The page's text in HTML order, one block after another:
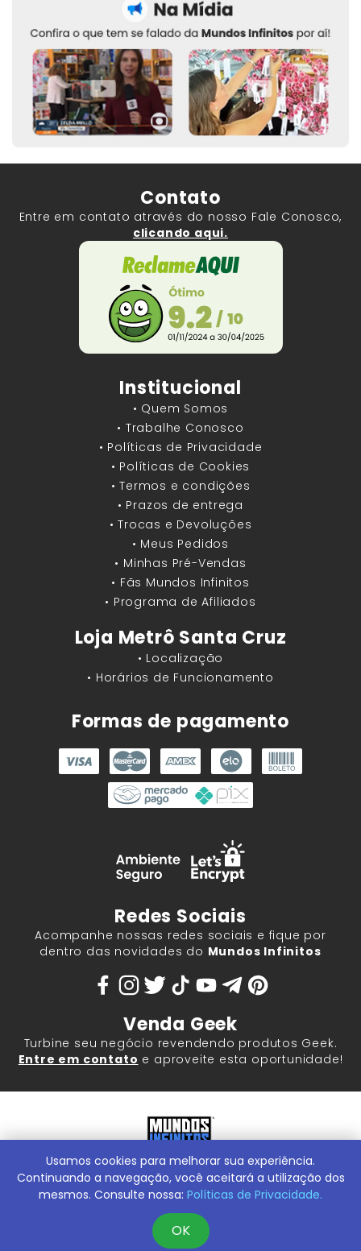
Contato
Entre em contato através do nosso Fale Conosco,
clicando aqui.
Institucional
• Quem Somos
• Trabalhe Conosco
• Políticas de Privacidade
• Políticas de Cookies
• Termos e condições
• Prazos de entrega
• Trocas e Devoluções
• Meus Pedidos
• Minhas Pré-Vendas
• Fãs Mundos Infinitos
• Programa de Afiliados
Loja Metrô Santa Cruz
• Localização
• Horários de Funcionamento
Formas de pagamento
Redes Sociais
Acompanhe nossas redes sociais e fique por
dentro das novidades do Mundos Infinitos
Venda Geek
Turbine seu negócio revendendo produtos Geek.
Entre em contato e aproveite esta oportunidade!
Mundos Infinitos - Publicações e Geek Store |ContentStuff
Publicações e Assinaturas Ltda. CNPJ - 05.859.917/0001-60.
Conheça nossa Loja Física:Rua Machado Bitencourt, 291 -
Usamos cookies para melhorar sua experiência.
Continuando a navegação, você aceitará a utilização dos
mesmos. Consulte nossa: Políticas de Privacidade.
OK